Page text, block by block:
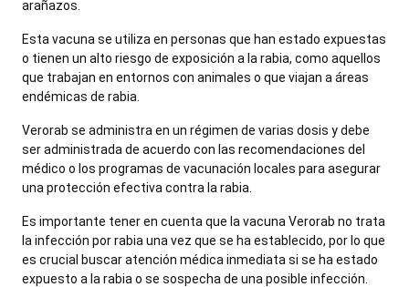
arañazos.
Esta vacuna se utiliza en personas que han estado expuestas
o tienen un alto riesgo de exposición a la rabia, como aquellos
que trabajan en entornos con animales o que viajan a áreas
endémicas de rabia.
Verorab se administra en un régimen de varias dosis y debe
ser administrada de acuerdo con las recomendaciones del
médico o los programas de vacunación locales para asegurar
una protección efectiva contra la rabia.
Es importante tener en cuenta que la vacuna Verorab no trata
la infección por rabia una vez que se ha establecido, por lo que
es crucial buscar atención médica inmediata si se ha estado
expuesto a la rabia o se sospecha de una posible infección.